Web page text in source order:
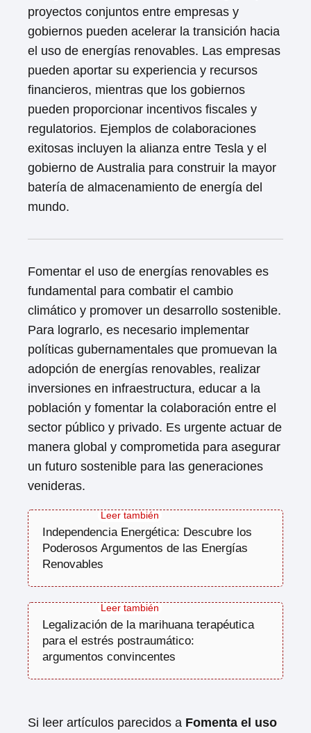
proyectos conjuntos entre empresas y
gobiernos pueden acelerar la transición hacia
el uso de energías renovables. Las empresas
pueden aportar su experiencia y recursos
financieros, mientras que los gobiernos
pueden proporcionar incentivos fiscales y
regulatorios. Ejemplos de colaboraciones
exitosas incluyen la alianza entre Tesla y el
gobierno de Australia para construir la mayor
batería de almacenamiento de energía del
mundo.
Fomentar el uso de energías renovables es
fundamental para combatir el cambio
climático y promover un desarrollo sostenible.
Para lograrlo, es necesario implementar
políticas gubernamentales que promuevan la
adopción de energías renovables, realizar
inversiones en infraestructura, educar a la
población y fomentar la colaboración entre el
sector público y privado. Es urgente actuar de
manera global y comprometida para asegurar
un futuro sostenible para las generaciones
venideras.
Independencia Energética: Descubre los
Poderosos Argumentos de las Energías
Renovables
Legalización de la marihuana terapéutica
para el estrés postraumático:
argumentos convincentes
Si leer artículos parecidos a Fomenta el uso